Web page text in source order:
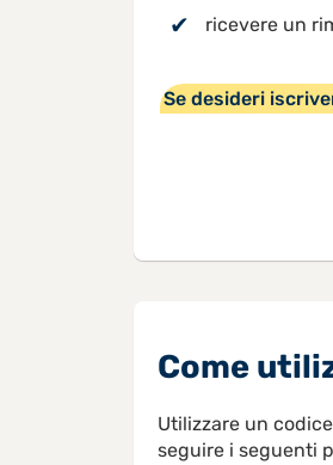
ricevere un
Se desideri
Come
Utilizzare un
seguire i seguenti